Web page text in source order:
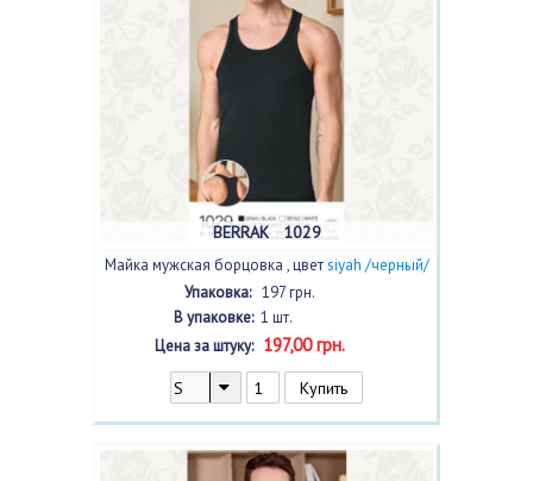
BERRAK 1029
Майка мужская борцовка , цветsiyah /черный/
с фото
Упаковка: 197 грн.
В упаковке:1 шт.
Цена за штуку:197,00 грн.